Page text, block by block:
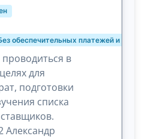
обеспечительных платежей и
в
для
подготовки
списка
Александр